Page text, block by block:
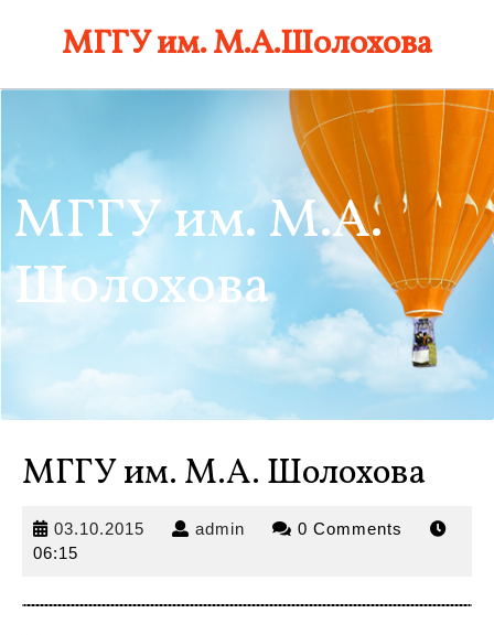
МГГУ им. М.А.Шолохова
МГГУ им. М.А.
Шолохова
МГГУ им. М.А. Шолохова
03.10.2015 03.10.2015
admin admin 0 Comments
06:15